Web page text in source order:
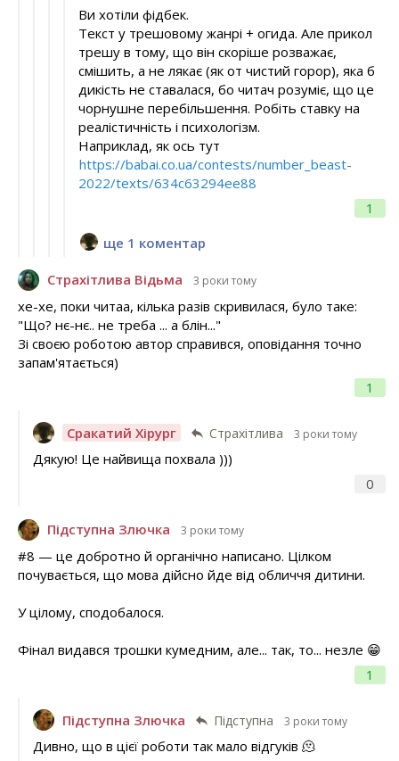
1
Ви хотіли фідбек.
Текст у трешовому жанрі + огида. Але прикол
трешу в тому, що він скоріше розважає,
смішить, а не лякає (як от чистий горор), яка б
дикість не ставалася, бо читач розуміє, що це
чорнушне перебільшення. Робіть ставку на
реалістичність і психологізм.
Наприклад, як ось тут
https://babai.co.ua/contests/number_beast-
2022/texts/634c63294ee88
ще 1 коментар
Страхітлива Відьма 3 роки тому
1
хе-хе, поки читаа, кілька разів скривилася, було таке:
"Що? нє-нє.. не треба ... а блін..."
Зі своєю роботою автор справився, оповідання точно
запам'ятається)
Сракатий Хірург Страхітлива 3 роки тому
0
Дякую! Це найвища похвала )))
Підступна Злючка 3 роки тому
1
#8 — це добротно й органічно написано. Цілком
почувається, що мова дійсно йде від обличчя дитини.
У цілому, сподобалося.
Фінал видався трошки кумедним, але... так, то... незле 😁
Підступна Злючка Підступна 3 роки тому
Дивно, що в цієї роботи так мало відгуків 🫠